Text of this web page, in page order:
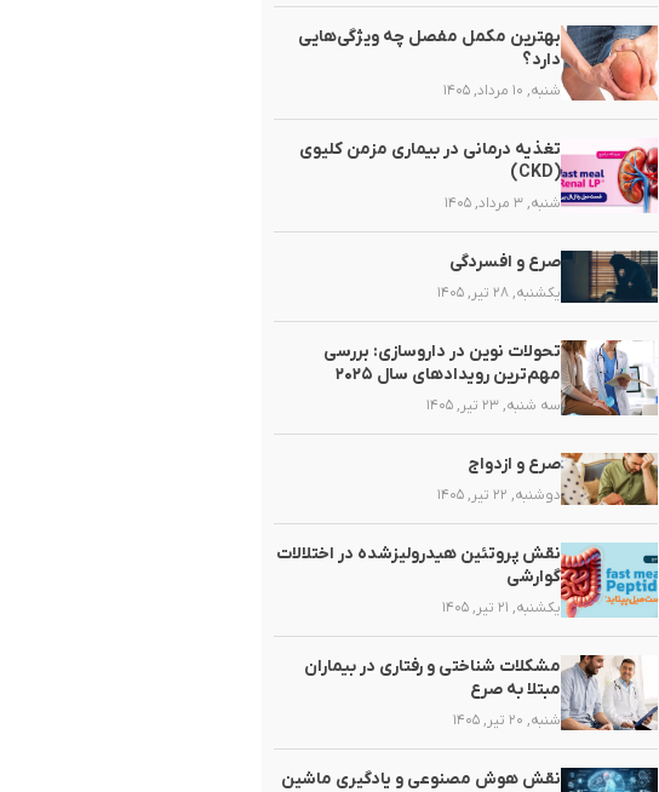
بهترین مکمل مفصل چه ویژگی‌هایی
دارد؟
شنبه, ۱۰ مرداد, ۱۴۰۵
تغذیه‌ درمانی در بیماری مزمن کلیوی
(CKD)
شنبه, ۳ مرداد, ۱۴۰۵
صرع و افسردگی
یکشنبه, ۲۸ تیر, ۱۴۰۵
تحولات نوین در داروسازی: بررسی
مهم‌ترین رویدادهای سال ۲۰۲۵
سه شنبه, ۲۳ تیر, ۱۴۰۵
صرع و ازدواج
دوشنبه, ۲۲ تیر, ۱۴۰۵
نقش پروتئین هیدرولیزشده در اختلالات
گوارشی
یکشنبه, ۲۱ تیر, ۱۴۰۵
مشکلات شناختی و رفتاری در بیماران
مبتلا به صرع
شنبه, ۲۰ تیر, ۱۴۰۵
نقش هوش مصنوعی و یادگیری ماشین